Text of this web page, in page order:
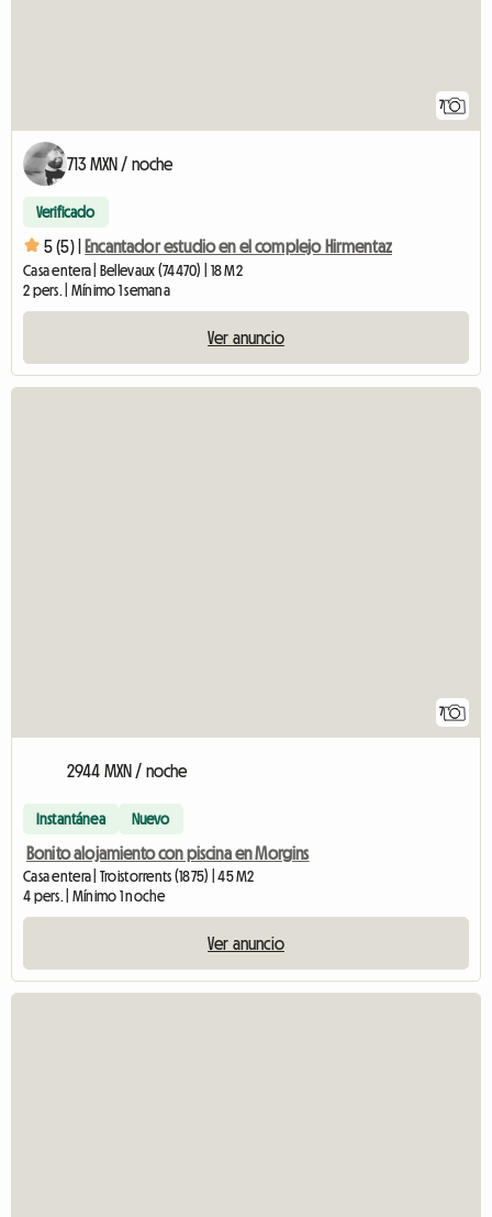
7
713 MXN / noche
Verificado
5 (5) | Encantador estudio en el complejo Hirmentaz
Casa entera | Bellevaux (74470) | 18 M2
2 pers. | Mínimo 1 semana
Ver anuncio
7
2944 MXN / noche
Instantánea Nuevo
Bonito alojamiento con piscina en Morgins
Casa entera | Troistorrents (1875) | 45 M2
4 pers. | Mínimo 1 noche
Ver anuncio